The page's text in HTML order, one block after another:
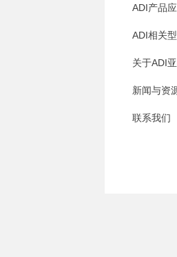
ADI产品
ADI相关
关于ADI
新闻与资
联系我们